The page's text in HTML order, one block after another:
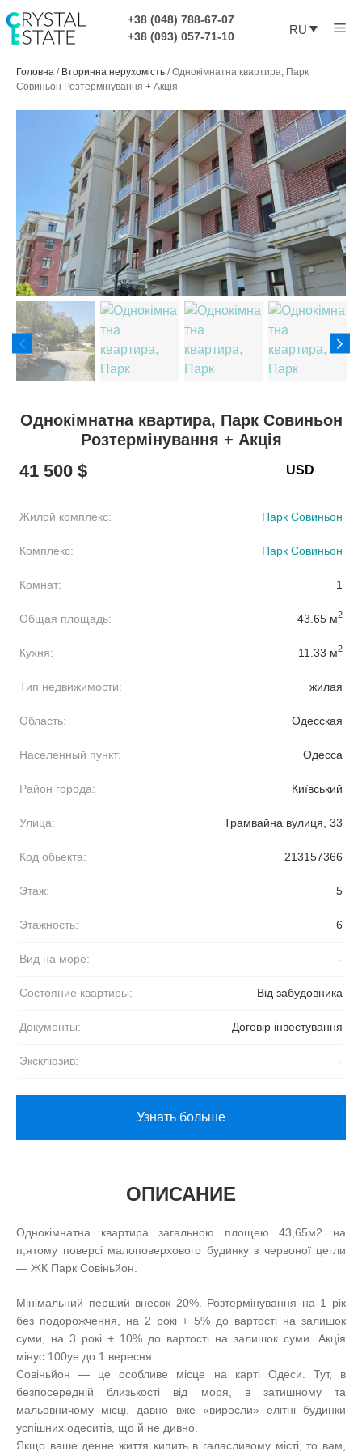
содержимому
+38 (048) 788-67-07
+38 (093) 057-71-10
RU
Головна / Вторинна нерухомість /Однокімнатна квартира, Парк
Совиньон Розтермінування + Акція
Однокімнатна квартира, Парк Совиньон
Розтермінування + Акція
41 500 $
Жилой комплекс: Парк Совиньон
Комплекс: Парк Совиньон
Комнат: 1
Общая площадь: 43.65 м2
Кухня: 11.33 м2
Тип недвижимости: жилая
Область: Одесская
Населенный пункт: Одесса
Район города: Київський
Улица: Трамвайна вулиця, 33
Код обьекта: 213157366
Этаж: 5
Этажность: 6
Вид на море: -
Состояние квартиры: Від забудовника
Документы: Договір інвестування
Эксклюзив: -
Узнать больше
ОПИСАНИЕ
Однокімнатна квартира загальною площею 43,65м2 на
п,ятому поверсі малоповерхового будинку з червоної цегли
— ЖК Парк Совіньйон.
Мінімальний перший внесок 20%. Розтермінування на 1 рік
без подорожчення, на 2 рокі + 5% до вартості на залишок
суми, на 3 рокі + 10% до вартості на залишок суми. Акція
мінус 100уе до 1 вересня.
Совіньйон — це особливе місце на карті Одеси. Тут, в
безпосередній близькості від моря, в затишному та
мальовничому місці, давно вже «виросли» елітні будинки
успішних одеситів, що й не дивно.
Якщо ваше денне життя кипить в галасливому місті, то вам,